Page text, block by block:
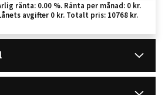
ränta: 0.00 %. Ränta per månad: 0 kr.
avgifter 0 kr. Totalt pris: 10768 kr.